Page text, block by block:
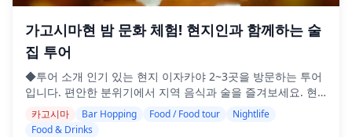
가고시마현 밤 문화 체험! 현지인과 함께하는 술
집 투어
◆투어 소개 인기 있는 현지 이자카야 2~3곳을 방문하는 투어
입니다. 편안한 분위기에서 지역 음식과 술을 즐겨보세요. 현
금만 챙겨오시면 나머지는 저희가 알아서 준비합니다. 잊지 못
할 현지 경험을 함께 만들어봐요! ・가고시마현 내에서 선호하
카고시마 Bar Hopping Food / Food tour
Nightlife
Food & Drinks